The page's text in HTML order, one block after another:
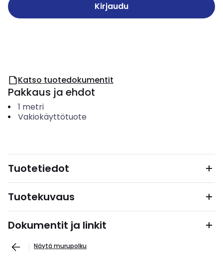
Kirjaudu
Katso tuotedokumentit
Pakkaus ja ehdot
1 metri
Vakiokäyttötuote
Tuotetiedot
Tuotekuvaus
Dokumentit ja linkit
Näytä murupolku